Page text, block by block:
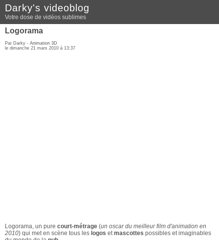
Darky's videoblog
Votre dose de vidéos sublimes
Logorama
Par Darky - Animation 3D
le dimanche 21 mars 2010 à 13:37
Logorama, un pure court-métrage (un oscar du meilleur film d'animation en
2010) qui met en scène tous les logos etmascottes possibles et imaginables